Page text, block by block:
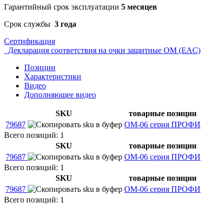
Гарантийный срок эксплуатации 5 месяцев
Срок службы 3 года
Сертификация
Декларация соответствия на очки защитные ОМ (EAC)
Позиции
Характеристики
Видео
Дополняющее видео
SKU товарные позиции
79687
ОМ-06 серия ПРОФИ
Всего позиций: 1
SKU
товарные позиции
79687
ОМ-06 серия ПРОФИ
Всего позиций: 1
SKU
товарные позиции
79687
ОМ-06 серия ПРОФИ
Всего позиций: 1